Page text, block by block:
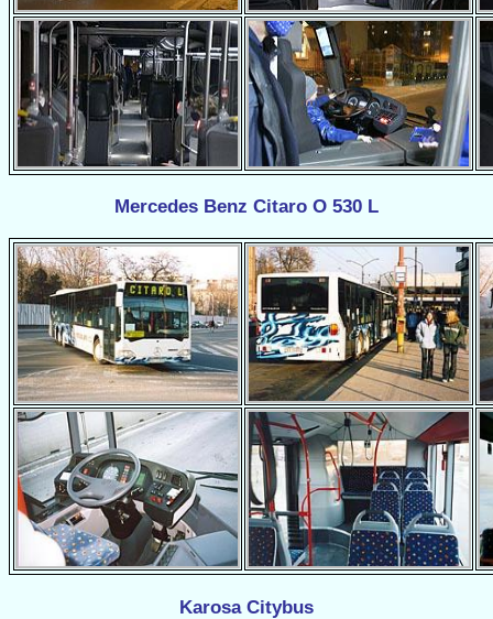
Mercedes Benz Citaro O 530 L
Karosa Citybus